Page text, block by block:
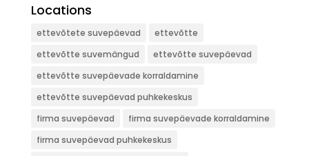
Locations
ettevõtete suvepäevad
ettevõtte
ettevõtte suvemängud
ettevõtte suvepäevad
ettevõtte suvepäevade korraldamine
ettevõtte suvepäevad puhkekeskus
firma suvepäevad
firma suvepäevade korraldamine
firma suvepäevad puhkekeskus